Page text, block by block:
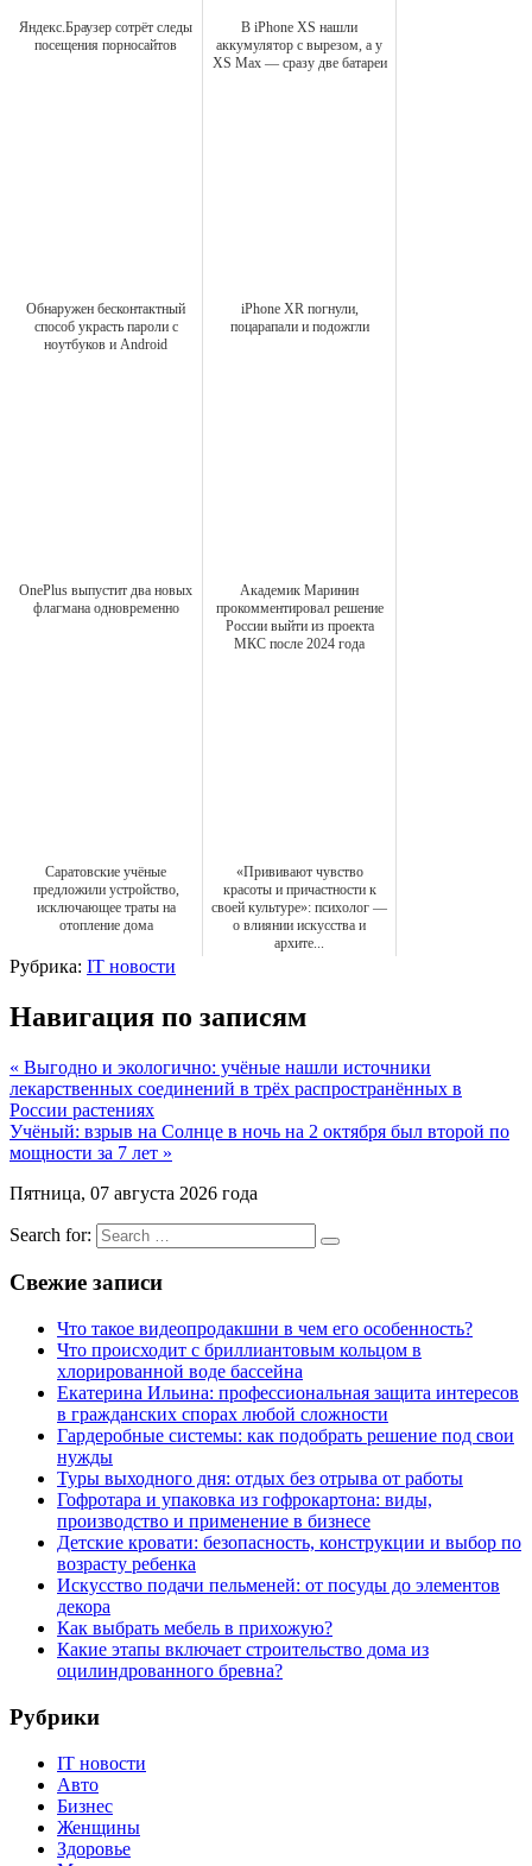
Яндекс.Браузер сотрёт следы
посещения порносайтов
В iPhone XS нашли
аккумулятор с вырезом, а у
XS Max — сразу две батареи
Обнаружен бесконтактный
способ украсть пароли с
ноутбуков и Android
iPhone XR погнули,
поцарапали и подожгли
OnePlus выпустит два новых
флагмана одновременно
Академик Маринин
прокомментировал решение
России выйти из проекта
МКС после 2024 года
Саратовские учёные
предложили устройство,
исключающее траты на
отопление дома
«Прививают чувство
красоты и причастности к
своей культуре»: психолог —
о влиянии искусства и
архите...
Рубрика: IT новости
Навигация по записям
« Выгодно и экологично: учёные нашли источники
лекарственных соединений в трёх распространённых в
России растениях
Учёный: взрыв на Солнце в ночь на 2 октября был второй по
мощности за 7 лет »
Пятница, 07 августа 2026 года
Search for:
Свежие записи
Что такое видеопродакшни в чем его особенность?
Что происходит с бриллиантовым кольцом в
хлорированной воде бассейна
Екатерина Ильина: профессиональная защита интересов
в гражданских спорах любой сложности
Гардеробные системы: как подобрать решение под свои
нужды
Туры выходного дня: отдых без отрыва от работы
Гофротара и упаковка из гофрокартона: виды,
производство и применение в бизнесе
Детские кровати: безопасность, конструкции и выбор по
возрасту ребенка
Искусство подачи пельменей: от посуды до элементов
декора
Как выбрать мебель в прихожую?
Какие этапы включает строительство дома из
оцилиндрованного бревна?
Рубрики
IT новости
Авто
Бизнес
Женщины
Здоровье